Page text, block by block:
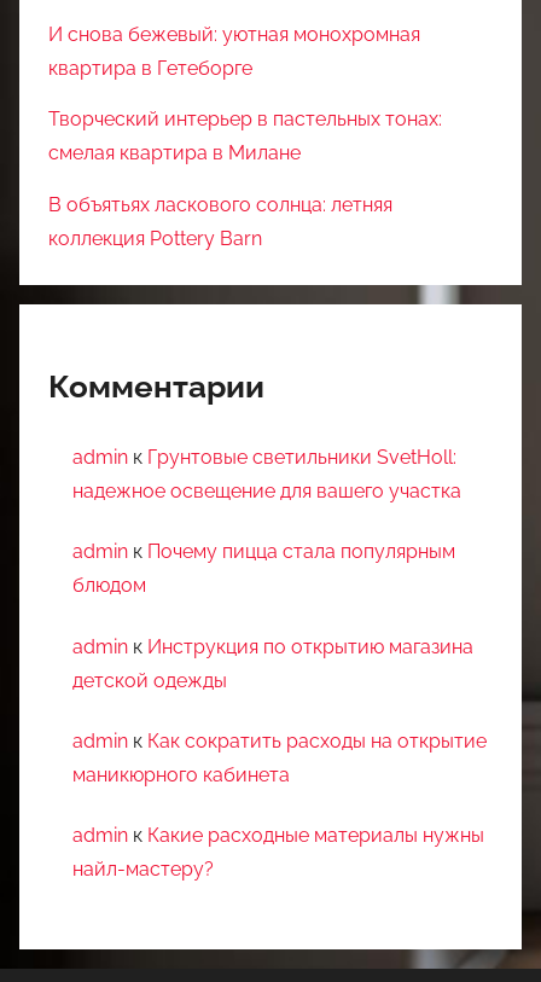
И снова бежевый: уютная монохромная
квартира в Гетеборге
Творческий интерьер в пастельных тонах:
смелая квартира в Милане
В объятьях ласкового солнца: летняя
коллекция Pottery Barn
Комментарии
admin к Грунтовые светильники SvetHoll:
надежное освещение для вашего участка
admin к Почему пицца стала популярным
блюдом
admin к Инструкция по открытию магазина
детской одежды
admin к Как сократить расходы на открытие
маникюрного кабинета
admin к Какие расходные материалы нужны
найл-мастеру?